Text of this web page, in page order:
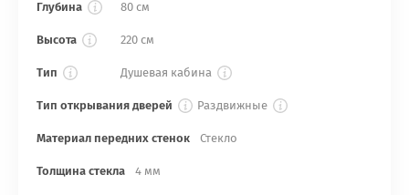
Глубина 80 см
Высота 220 см
Тип Душевая кабина
Тип открывания дверей Раздвижные
Материал передних стенок Стекло
Толщина стекла 4 мм